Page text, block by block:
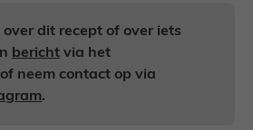
dit recept of over iets
bericht via het
neem contact op via
.